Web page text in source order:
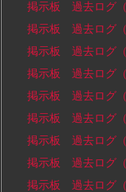
掲示板 過去ログ
掲示板 過去ログ
掲示板 過去ログ
掲示板 過去ログ
掲示板 過去ログ
掲示板 過去ログ
掲示板 過去ログ
掲示板 過去ログ
掲示板 過去ログ